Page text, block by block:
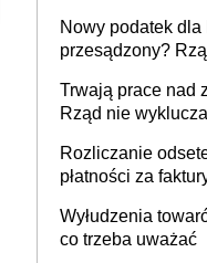
Nowy podatek dla
przesądzony?
Trwają prace nad
Rząd nie
Rozliczanie
płatności za
Wyłudzenia
co trzeba uważać